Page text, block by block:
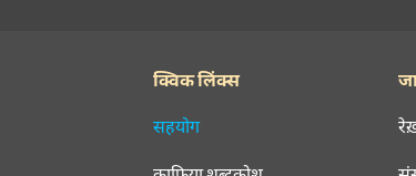
क्विक लिंक्स
सहयोग